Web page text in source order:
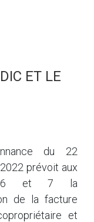
ET LE
du 22
prévoit aux
6 et 7 la
de la facture
et